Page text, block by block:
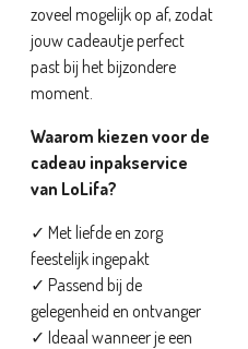
zoveel mogelijk op af, zodat
jouw cadeautje perfect
past bij het bijzondere
moment.
Waarom kiezen voor de
cadeau inpakservice
van LoLifa?
✓ Met liefde en zorg
feestelijk ingepakt
✓ Passend bij de
gelegenheid en ontvanger
✓ Ideaal wanneer je een